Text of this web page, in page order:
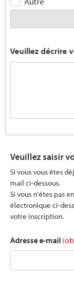
Veuillez décrire
Veuillez saisir
Si vous vous êtes
mail ci-dessous.
Si vous n'êtes pas
électronique ci-
votre inscription.
Adresse e-mail